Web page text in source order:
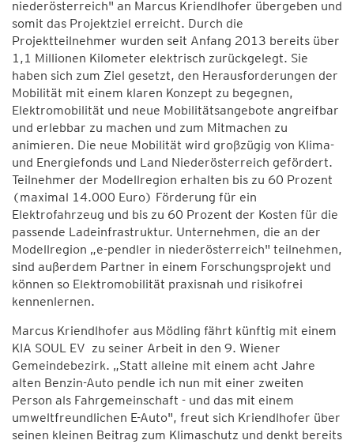
niederösterreich" an Marcus Kriendlhofer übergeben und
somit das Projektziel erreicht. Durch die
Projektteilnehmer wurden seit Anfang 2013 bereits über
1,1 Millionen Kilometer elektrisch zurückgelegt. Sie
haben sich zum Ziel gesetzt, den Herausforderungen der
Mobilität mit einem klaren Konzept zu begegnen,
Elektromobilität und neue Mobilitätsangebote angreifbar
und erlebbar zu machen und zum Mitmachen zu
animieren. Die neue Mobilität wird großzügig von Klima-
und Energiefonds und Land Niederösterreich gefördert.
Teilnehmer der Modellregion erhalten bis zu 60 Prozent
(maximal 14.000 Euro) Förderung für ein
Elektrofahrzeug und bis zu 60 Prozent der Kosten für die
passende Ladeinfrastruktur. Unternehmen, die an der
Modellregion „e-pendler in niederösterreich" teilnehmen,
sind außerdem Partner in einem Forschungsprojekt und
können so Elektromobilität praxisnah und risikofrei
kennenlernen.
Marcus Kriendlhofer aus Mödling fährt künftig mit einem
KIA SOUL EV zu seiner Arbeit in den 9. Wiener
Gemeindebezirk. „Statt alleine mit einem acht Jahre
alten Benzin-Auto pendle ich nun mit einer zweiten
Person als Fahrgemeinschaft - und das mit einem
umweltfreundlichen E-Auto", freut sich Kriendlhofer über
seinen kleinen Beitrag zum Klimaschutz und denkt bereits